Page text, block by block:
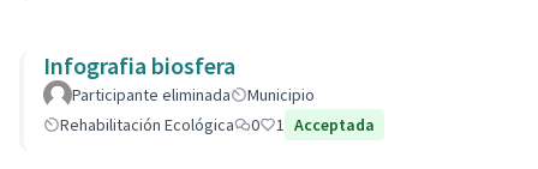
Infografia biosfera
Participante eliminada
Municipio
Rehabilitación Ecológica
0 1 Acceptada